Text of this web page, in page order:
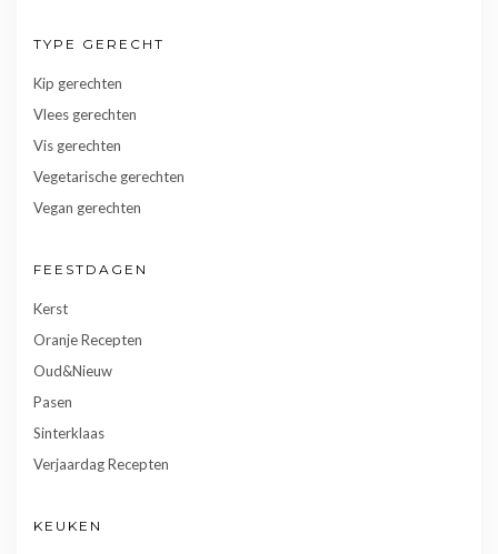
TYPE GERECHT
Kip gerechten
Vlees gerechten
Vis gerechten
Vegetarische gerechten
Vegan gerechten
FEESTDAGEN
Kerst
Oranje Recepten
Oud&Nieuw
Pasen
Sinterklaas
Verjaardag Recepten
KEUKEN